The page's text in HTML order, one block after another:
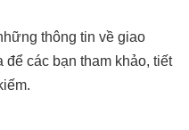
thông tin về giao
để các bạn tham khảo, tiết